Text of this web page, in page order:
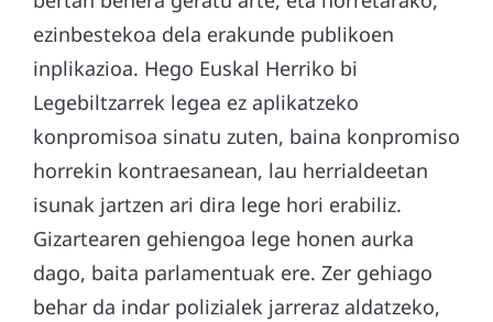
ezinbestekoa dela erakunde publikoen
inplikazioa. Hego Euskal Herriko bi
Legebiltzarrek legea ez aplikatzeko
konpromisoa sinatu zuten, baina konpromiso
horrekin kontraesanean, lau herrialdeetan
isunak jartzen ari dira lege hori erabiliz.
Gizartearen gehiengoa lege honen aurka
dago, baita parlamentuak ere. Zer gehiago
behar da indar polizialek jarreraz aldatzeko,